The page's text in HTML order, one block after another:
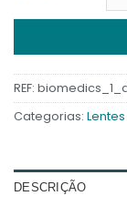
REF:
Categorias:
DESCRIÇÃO